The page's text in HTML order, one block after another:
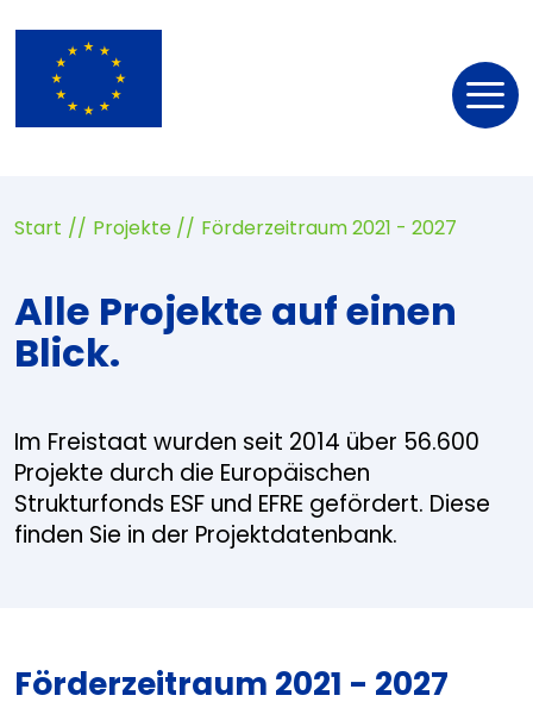
Start Projekte Förderzeitraum 2021 - 2027
Alle Projekte auf einen
Blick.
Im Freistaat wurden seit 2014 über 56.600
Projekte durch die Europäischen
Strukturfonds ESF und EFRE gefördert. Diese
finden Sie in der Projektdatenbank.
Förderzeitraum 2021 - 2027